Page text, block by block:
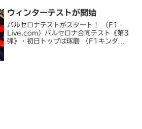
ウィンターテストが開始
バルセロナテストがスタート！ （F1-
Live.com）バルセロナ合同テスト《第3
弾》・初日トップは琢磨 （F1キンダー